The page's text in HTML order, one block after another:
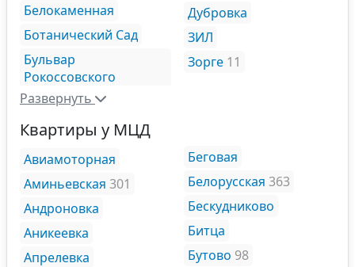
Белокаменная
Ботанический Сад
Бульвар
Рокоссовского
Дубровка
ЗИЛ
Зорге 11
Развернуть
Квартиры у МЦД
Авиамоторная
Аминьевская 301
Андроновка
Аникеевка
Апрелевка
Беговая
Белорусская 363
Бескудниково
Битца
Бутово 98